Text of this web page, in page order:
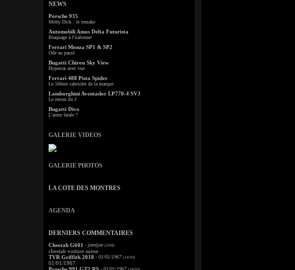
NEWS
Porsche 935
Moby Dick : le remake
Automobili Amos Delta Futurista
Braquage à l'italienne
Ferrari Monza SP1 & SP2
Ode au passé
Bugatti Chiron Sky View
Hypercar avec vue
Ferrari 488 Pista Spider
Le 50ème cabriolet de la marque
Lamborghini Aventador LP770-4 SVJ
Le retour du J
Bugatti Divo
L'arme fatale ?
GALERIE VIDEOS
GALERIE PHOTOS
LA COTE DES MONTRES
AGENDA
DERNIERS COMMENTAIRES
Cheetah G601 - jamijoe (5/04)
cheetah voiture suisse
TVR Griffith 2018 - 01/01/1967 (14/10)
01/01/1967
- 01/01/1967